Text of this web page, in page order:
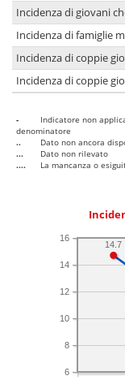
Incidenza di giovani
Incidenza di famiglie
Incidenza di coppie
Incidenza di coppie
-
Indicatore non
denominatore
..
Dato non ancora
...
Dato non rilevato
....
La mancanza o
6
8
10
12
14
16
14.7